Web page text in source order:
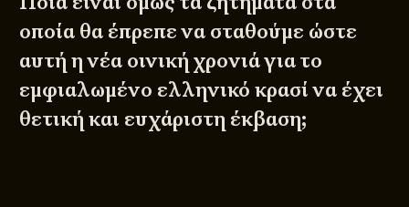
οποία θα έπρεπε να σταθούμε ώστε
αυτή η νέα οινική χρονιά για το
εμφιαλωμένο ελληνικό κρασί να έχει
θετική και ευχάριστη έκβαση;